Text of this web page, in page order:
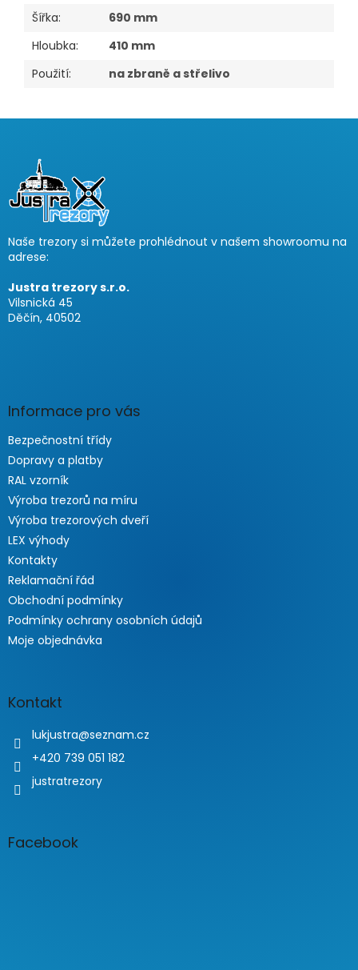
Šířka:
690 mm
Hloubka:
410 mm
Použití: na zbraně a střelivo
a
Naše trezory si můžete prohlédnout v našem showroomu na
adrese:
Justra trezory s.r.o.
Vilsnická 45
Děčín, 40502
Informace pro vás
Bezpečnostní třídy
Dopravy a platby
RAL vzorník
Výroba trezorů na míru
Výroba trezorových dveří
LEX výhody
Kontakty
Reklamační řád
Obchodní podmínky
Podmínky ochrany osobních údajů
Moje objednávka
Kontakt
lukjustra@seznam.cz
+420 739 051 182
justratrezory
Facebook